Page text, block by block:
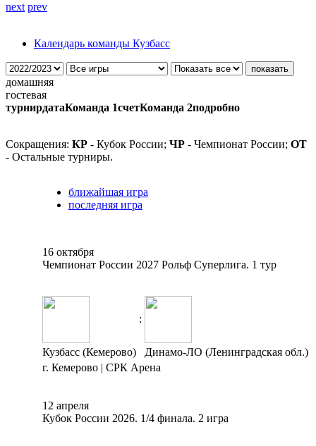
next prev
Календарь команды Кузбасс
домашняя
гостевая
турнирдатаКоманда 1счетКоманда 2подробно
Сокращения: КР - Кубок России; ЧР - Чемпионат России; ОТ
- Остальные турниры.
ближайшая игра
последняя игра
16 октября
Чемпионат России 2027 Рольф Суперлига. 1 тур
:
Кузбасс (Кемерово)
Динамо-ЛО (Ленинградская обл.)
г. Кемерово | СРК Арена
12 апреля
Кубок России 2026. 1/4 финала. 2 игра